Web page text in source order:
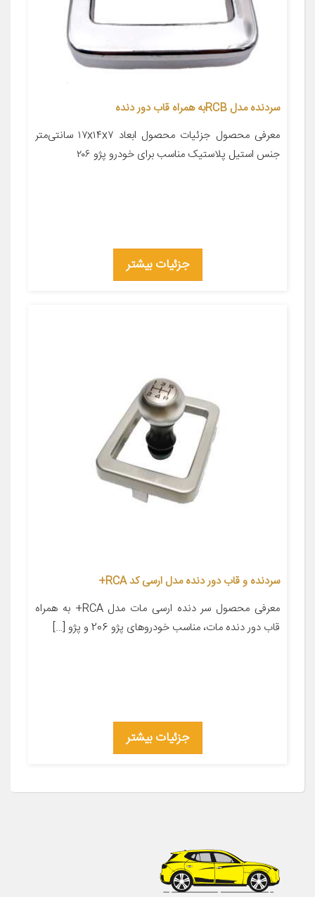
سردنده مدل RCBبه همراه قاب دور دنده
معرفی محصول جزئیات محصول ابعاد ۱۷x۱۴x۷ سانتی‌متر
جنس استیل پلاستیک مناسب برای خودرو پژو ۲۰۶
جزئیات بیشتر
سردنده و قاب دور دنده مدل ارسی کد RCA+
معرفی محصول سر دنده ارسی مات مدل RCA+ به همراه
قاب دور دنده مات، مناسب خودروهای پژو 206 و پژو […]
جزئیات بیشتر